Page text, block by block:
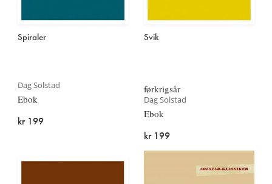
Spiraler
Dag Solstad
Ebok
kr 199
Svik
førkrigsår
Dag Solstad
Ebok
kr 199